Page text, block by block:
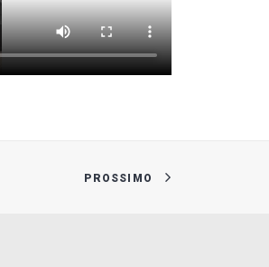
PROSSIMO